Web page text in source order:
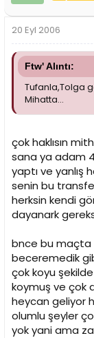
20 Eyl 2006
Ftw' Alıntı:
Tufanla,Tolga
Mihatta...
çok haklısın
sana ya adam
yaptı ve yanlış
senin bu
herksin kendi
dayanark
bnce bu maçta
beceremedik
çok koyu
koymuş ve çok
heycan geliyor
olumlu şeyler
yok yani ama